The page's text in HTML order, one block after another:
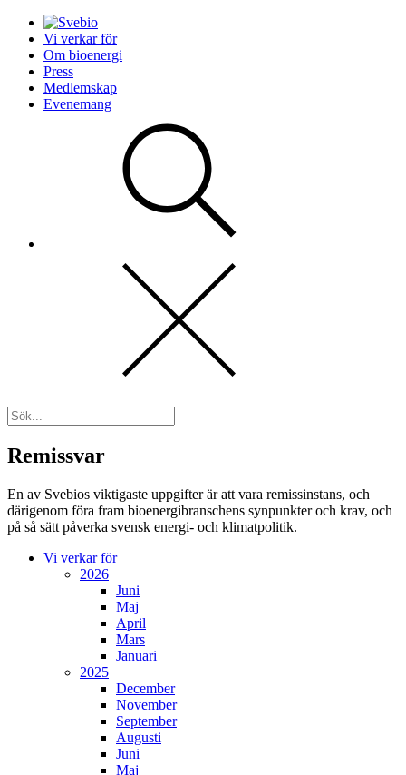
Vi verkar för
Om bioenergi
Press
Medlemskap
Evenemang
Remissvar
En av Svebios viktigaste uppgifter är att vara remissinstans, och
därigenom föra fram bioenergibranschens synpunkter och krav, och
på så sätt påverka svensk energi- och klimatpolitik.
Vi verkar för
2026
Juni
Maj
April
Mars
Januari
2025
December
November
September
Augusti
Juni
Maj